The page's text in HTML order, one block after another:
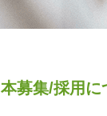
本募集/採用に